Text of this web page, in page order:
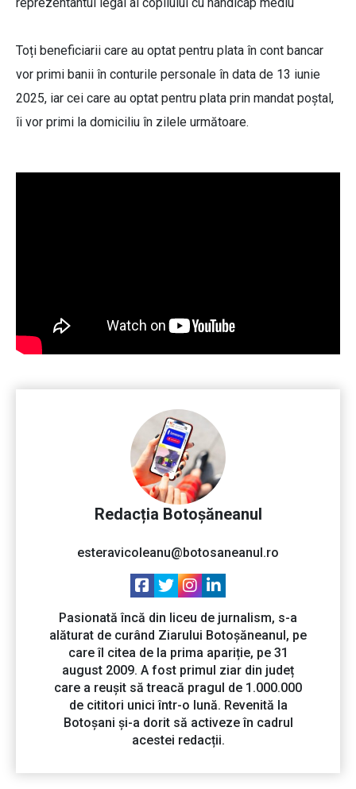
Toți beneficiarii care au optat pentru plata în cont bancar
vor primi banii în conturile personale în data de 13 iunie
2025, iar cei care au optat pentru plata prin mandat poștal,
îi vor primi la domiciliu în zilele următoare.
Redacția Botoșăneanul
esteravicoleanu@botosaneanul.ro
Pasionată încă din liceu de jurnalism, s-a
alăturat de curând Ziarului Botoșăneanul, pe
care îl citea de la prima apariție, pe 31
august 2009. A fost primul ziar din județ
care a reușit să treacă pragul de 1.000.000
de cititori unici într-o lună. Revenită la
Botoșani și-a dorit să activeze în cadrul
acestei redacții.